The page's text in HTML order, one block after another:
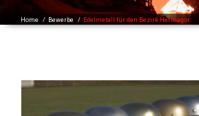
Home / Bewerbe / Edelmetall für den Bezirk Hermagor